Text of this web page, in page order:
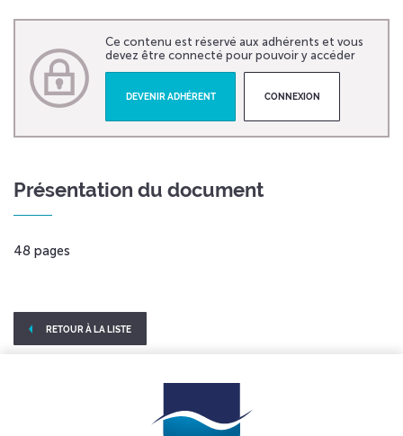
Ce contenu est réservé aux adhérents et vous
devez être connecté pour pouvoir y accéder
DEVENIR ADHÉRENT CONNEXION
Présentation du document
48 pages
RETOUR À LA LISTE